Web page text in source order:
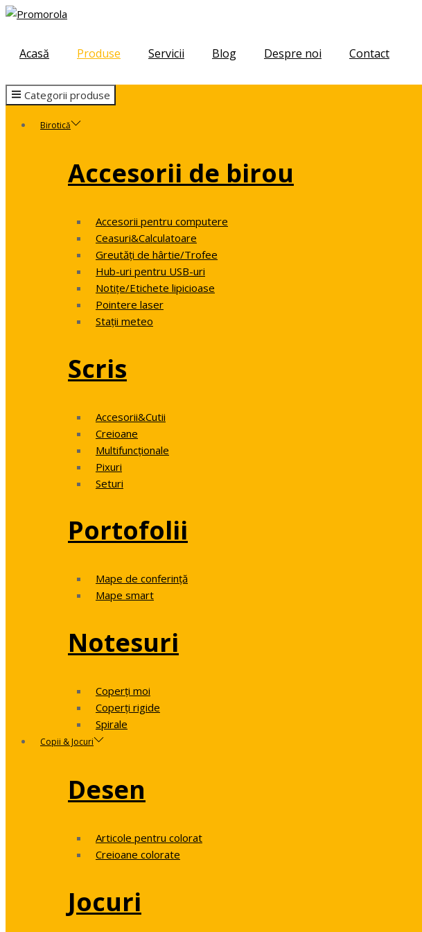
Skip
navigation
Skip
content
Acasă Produse Servicii Blog Despre noi Contact
Categorii produse
Birotică
Accesorii de birou
Accesorii pentru computere
Ceasuri&Calculatoare
Greutăți de hârtie/Trofee
Hub-uri pentru USB-uri
Notițe/Etichete lipicioase
Pointere laser
Stații meteo
Scris
Accesorii&Cutii
Creioane
Multifuncționale
Pixuri
Seturi
Portofolii
Mape de conferință
Mape smart
Notesuri
Coperți moi
Coperți rigide
Spirale
Copii & Jocuri
Desen
Articole pentru colorat
Creioane colorate
Jocuri